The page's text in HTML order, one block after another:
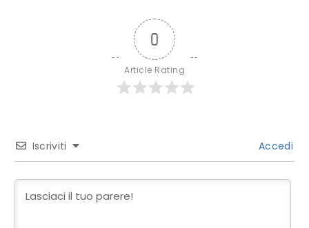
0
Article Rating
Iscriviti Accedi